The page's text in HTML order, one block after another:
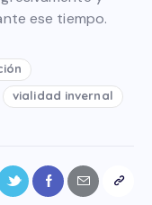
ese tiempo.
vialidad invernal